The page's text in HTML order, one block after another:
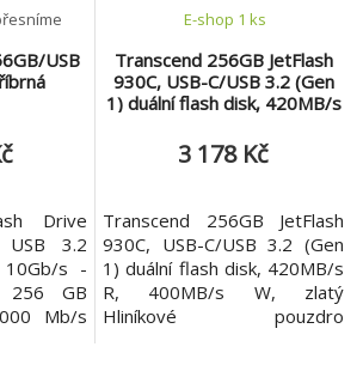
USB
Drive
USB 3.2
s -
256 GB
Mb/s
Transcend 256GB JetFlash
930C, USB-C/USB 3.2 (Gen
1) duální flash disk, 420MB/s
E-shop 1 ks
3 178 Kč
Transcend 256GB JetFlash
930C, USB-C/USB 3.2 (Gen
1) duální flash disk, 420MB/s
R, 400MB/s W, zlatý
Hliníkové pouzdro